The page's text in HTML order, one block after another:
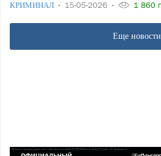
КРИМИНАЛ 15-05-2026 1 860
Еще новости